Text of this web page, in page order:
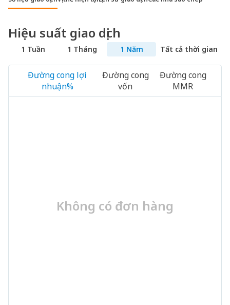
Hiệu suất giao dịch
1 Tuần 1 Tháng 1 Năm Tất cả thời gian
Đường cong lợi
nhuận%
Đường cong
vốn
Đường cong
MMR
Không có đơn hàng